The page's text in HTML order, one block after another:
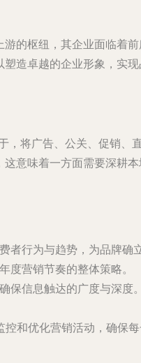
的枢纽，其企业面临着
造卓越的企业形象，实
，将广告、公关、促销
意味着一方面需要深耕
者行为与趋势，为品牌确
度营销节奏的整体策略。
保信息触达的广度与深
和优化营销活动，确保